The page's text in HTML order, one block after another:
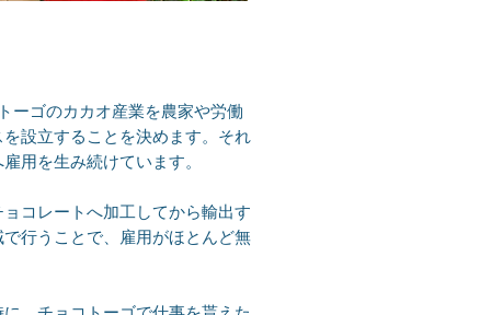
ーゴのカカオ産業を農家や労働
設立することを決めます。それ
用を生み続けています。
コレートへ加工してから輸出す
行うことで、雇用がほとんど無